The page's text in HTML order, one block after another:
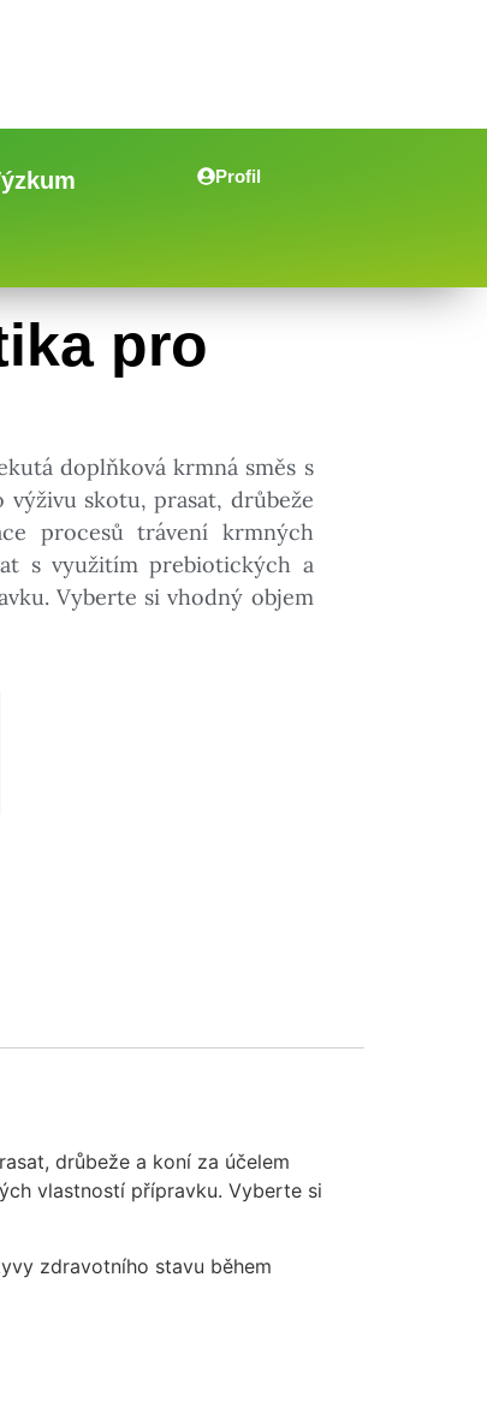
Profil
pro
doplňková krmná směs s
výživu skotu, prasat, drůbeže
procesů trávení krmných
s využitím prebiotických a
Vyberte si vhodný objem
drůbeže a koní za účelem
vlastností přípravku. Vyberte si
zdravotního stavu během